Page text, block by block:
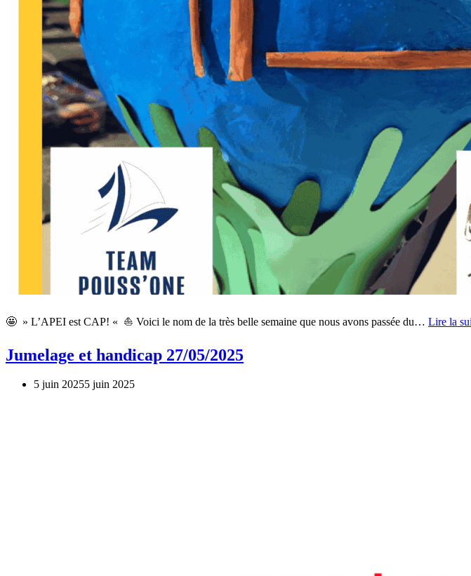
🤩 » L’APEI est CAP! « ⛵ Voici le nom de la très belle semaine que nous avons passée du… Lire la
Jumelage et handicap 27/05/2025
5 juin 20255 juin 2025